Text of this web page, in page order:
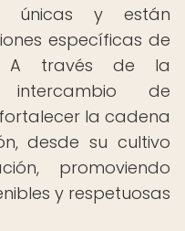
únicas y están
específicas de
A través de la
de
la cadena
desde su cultivo
promoviendo
y respetuosas